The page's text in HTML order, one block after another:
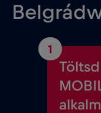
1
Töltsd